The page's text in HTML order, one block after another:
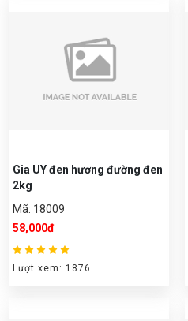
Gia UY đen hương đường đen
2kg
Mã: 18009
58,000đ
Lượt xem: 1876